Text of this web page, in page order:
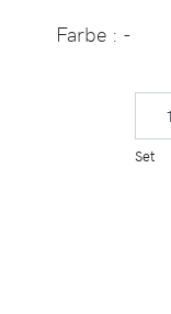
Farbe : -
Set